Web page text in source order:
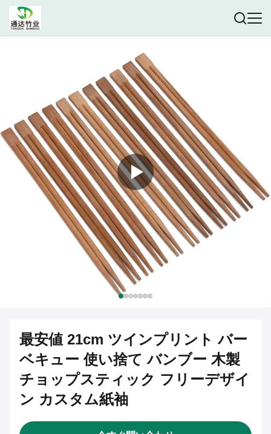
最安値 21cm ツインプリント バー
ベキュー 使い捨て バンブー 木製
チョップスティック フリーデザイ
ン カスタム紙袖